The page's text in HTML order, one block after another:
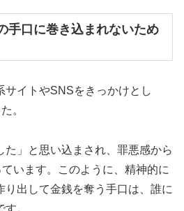
手口に巻き込まれないため
サイトやSNSをきっかけとし
。
た」と思い込まされ、罪悪感から
います。このように、精神的に
り出して金銭を奪う手口は、誰に
。